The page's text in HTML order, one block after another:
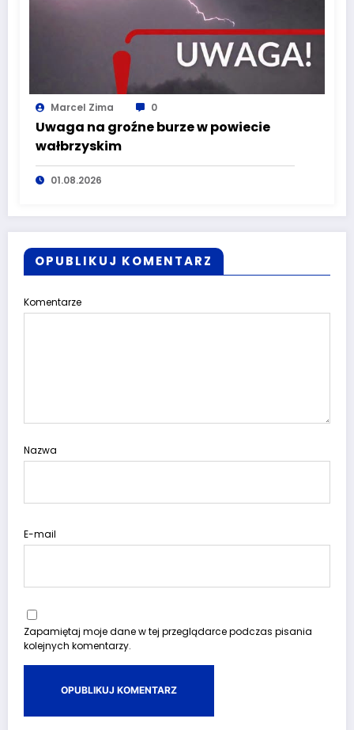
Marcel Zima 0
Uwaga na groźne burze w powiecie
wałbrzyskim
01.08.2026
OPUBLIKUJ KOMENTARZ
Komentarze
Nazwa
E-mail
Zapamiętaj moje dane w tej przeglądarce podczas pisania
kolejnych komentarzy.